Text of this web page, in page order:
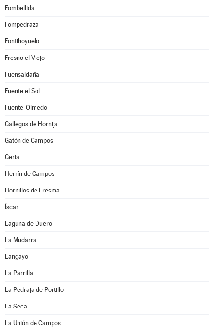
Fombellida
Fompedraza
Fontihoyuelo
Fresno el Viejo
Fuensaldaña
Fuente el Sol
Fuente-Olmedo
Gallegos de Hornija
Gatón de Campos
Geria
Herrín de Campos
Hornillos de Eresma
Íscar
Laguna de Duero
La Mudarra
Langayo
La Parrilla
La Pedraja de Portillo
La Seca
La Unión de Campos